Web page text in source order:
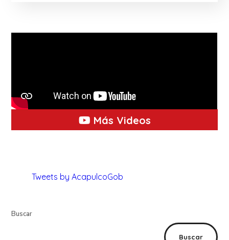
Más Videos
Tweets by AcapulcoGob
Buscar
Buscar